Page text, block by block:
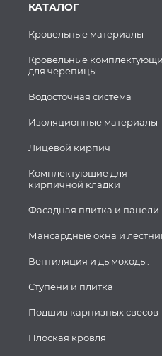
КАТАЛОГ
Кровельные материалы
Кровельные
для черепицы
Водосточная система
Изоляционные материалы
Лицевой кирпич
Комплектующие для
кирпичной кладки
Фасадная плитка и панели
Мансардные окна и
Вентиляция и дымоходы.
Ступени и плитка
Подшив карнизных свесов
Плоская кровля